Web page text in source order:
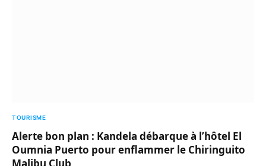
TOURISME
Alerte bon plan : Kandela débarque à l’hôtel El
Oumnia Puerto pour enflammer le Chiringuito